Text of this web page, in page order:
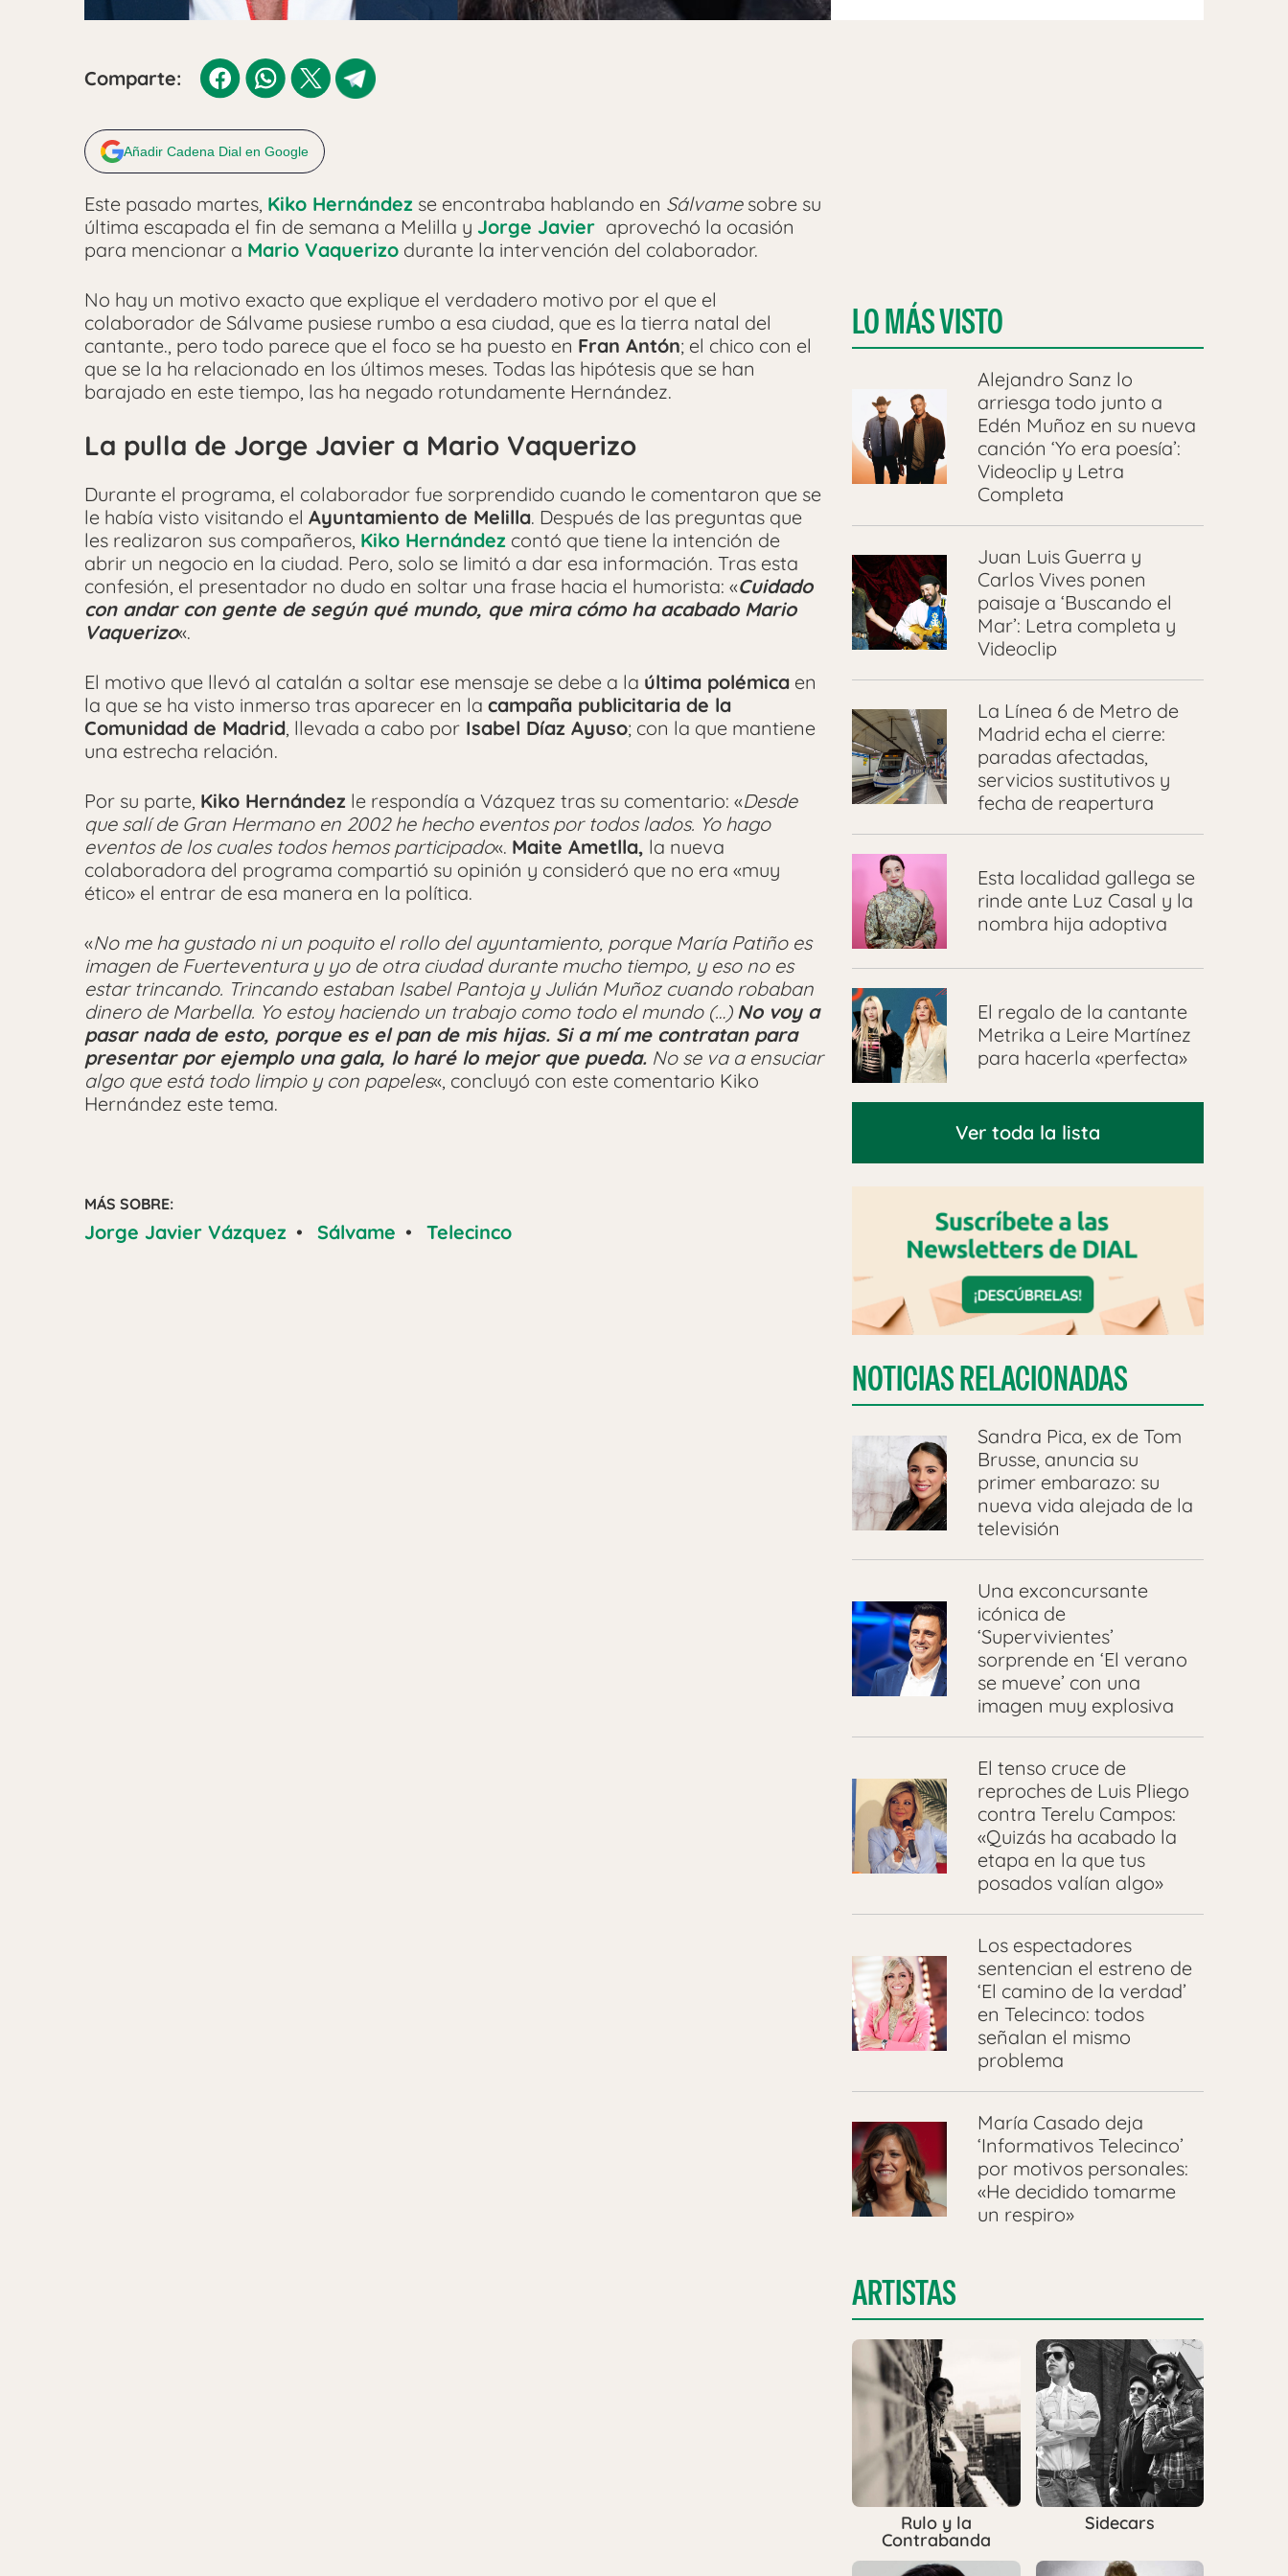
Comparte:
Añadir Cadena Dial en Google
Este pasado martes, Kiko Hernández se encontraba hablando en Sálvamesobre su
última escapada el fin de semana a Melilla y Jorge Javier aprovechó la ocasión
para mencionar a Mario Vaquerizo durante la intervención del colaborador.
No hay un motivo exacto que explique el verdadero motivo por el que el
colaborador de Sálvame pusiese rumbo a esa ciudad, que es la tierra natal del
cantante., pero todo parece que el foco se ha puesto en Fran Antón; el chico con el
que se la ha relacionado en los últimos meses. Todas las hipótesis que se han
barajado en este tiempo, las ha negado rotundamente Hernández.
La pulla de Jorge Javier a Mario Vaquerizo
Durante el programa, el colaborador fue sorprendido cuando le comentaron que se
le había visto visitando el Ayuntamiento de Melilla. Después de las preguntas que
les realizaron sus compañeros, Kiko Hernández contó que tiene la intención de
abrir un negocio en la ciudad. Pero, solo se limitó a dar esa información. Tras esta
confesión, el presentador no dudo en soltar una frase hacia el humorista: «Cuidado
con andar con gente de según qué mundo, que mira cómo ha acabado Mario
Vaquerizo«.
El motivo que llevó al catalán a soltar ese mensaje se debe a la última polémica en
la que se ha visto inmerso tras aparecer en la campaña publicitaria de la
Comunidad de Madrid, llevada a cabo por Isabel Díaz Ayuso; con la que mantiene
una estrecha relación.
Por su parte, Kiko Hernández le respondía a Vázquez tras su comentario: «Desde
que salí de Gran Hermano en 2002 he hecho eventos por todos lados. Yo hago
eventos de los cuales todos hemos participado«. Maite Ametlla, la nueva
colaboradora del programa compartió su opinión y consideró que no era «muy
ético» el entrar de esa manera en la política.
«No me ha gustado ni un poquito el rollo del ayuntamiento, porque María Patiño es
imagen de Fuerteventura y yo de otra ciudad durante mucho tiempo, y eso no es
estar trincando. Trincando estaban Isabel Pantoja y Julián Muñoz cuando robaban
dinero de Marbella. Yo estoy haciendo un trabajo como todo el mundo (…) No voy a
pasar nada de esto, porque es el pan de mis hijas. Si a mí me contratan para
presentar por ejemplo una gala, lo haré lo mejor que pueda. No se va a ensuciar
algo que está todo limpio y con papeles«, concluyó con este comentario Kiko
Hernández este tema.
MÁS SOBRE:
Jorge Javier Vázquez • Sálvame • Telecinco
LO MÁS VISTO
Alejandro Sanz lo
arriesga todo junto a
Edén Muñoz en su nueva
canción ‘Yo era poesía’:
Videoclip y Letra
Completa
Juan Luis Guerra y
Carlos Vives ponen
paisaje a ‘Buscando el
Mar’: Letra completa y
Videoclip
La Línea 6 de Metro de
Madrid echa el cierre:
paradas afectadas,
servicios sustitutivos y
fecha de reapertura
Esta localidad gallega se
rinde ante Luz Casal y la
nombra hija adoptiva
El regalo de la cantante
Metrika a Leire Martínez
para hacerla «perfecta»
Ver toda la lista
NOTICIAS RELACIONADAS
Sandra Pica, ex de Tom
Brusse, anuncia su
primer embarazo: su
nueva vida alejada de la
televisión
Una exconcursante
icónica de
‘Supervivientes’
sorprende en ‘El verano
se mueve’ con una
imagen muy explosiva
El tenso cruce de
reproches de Luis Pliego
contra Terelu Campos:
«Quizás ha acabado la
etapa en la que tus
posados valían algo»
Los espectadores
sentencian el estreno de
‘El camino de la verdad’
en Telecinco: todos
señalan el mismo
problema
María Casado deja
‘Informativos Telecinco’
por motivos personales:
«He decidido tomarme
un respiro»
ARTISTAS
Rulo y la
Contrabanda
Sidecars